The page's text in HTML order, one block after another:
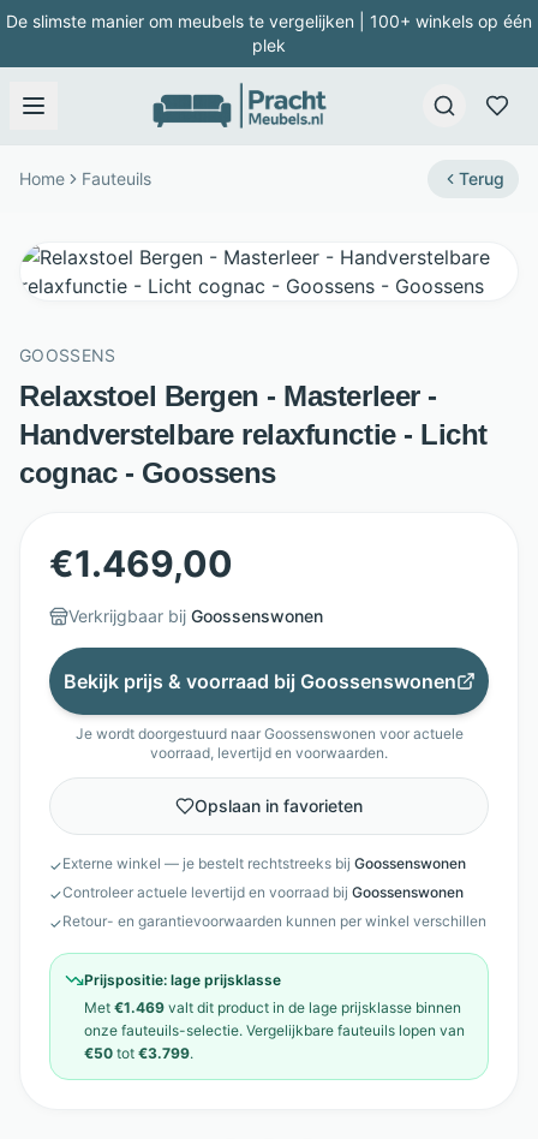
De slimste manier om meubels te vergelijken | 100+ winkels op één
plek
Home Fauteuils Terug
GOOSSENS
Relaxstoel Bergen - Masterleer -
Handverstelbare relaxfunctie - Licht
cognac - Goossens
€1.469,00
Verkrijgbaar bij Goossenswonen
Bekijk prijs & voorraad bij Goossenswonen
Je wordt doorgestuurd naar Goossenswonen voor actuele
voorraad, levertijd en voorwaarden.
Opslaan in favorieten
✓Externe winkel — je bestelt rechtstreeks bij Goossenswonen
✓Controleer actuele levertijd en voorraad bij Goossenswonen
✓Retour- en garantievoorwaarden kunnen per winkel verschillen
Prijspositie: lage prijsklasse
Met €1.469 valt dit product in de lage prijsklasse binnen
onze fauteuils-selectie. Vergelijkbare fauteuils lopen van
€50 tot €3.799.